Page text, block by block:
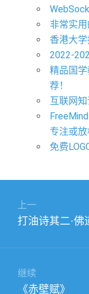
非常实
香港大
2022-
精品国
荐！
互联网知
专注或
免费
上一
上
章：
打油诗其二·佛
继续
下
《赤壁赋》